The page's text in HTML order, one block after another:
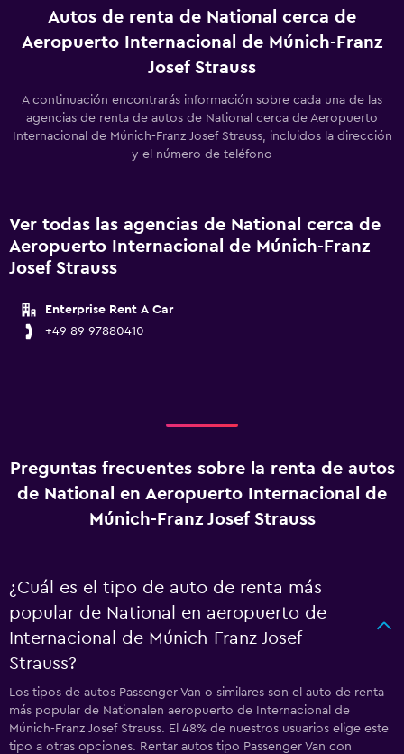
Autos de renta de National cerca de
Aeropuerto Internacional de Múnich-Franz
Josef Strauss
A continuación encontrarás información sobre cada una de las
agencias de renta de autos de National cerca de Aeropuerto
Internacional de Múnich-Franz Josef Strauss, incluidos la dirección
y el número de teléfono
Ver todas las agencias de National cerca de
Aeropuerto Internacional de Múnich-Franz
Josef Strauss
Enterprise Rent A Car
+49 89 97880410
Preguntas frecuentes sobre la renta de autos
de National en Aeropuerto Internacional de
Múnich-Franz Josef Strauss
¿Cuál es el tipo de auto de renta más
popular de National en aeropuerto de
Internacional de Múnich-Franz Josef
Strauss?
Los tipos de autos Passenger Van o similares son el auto de renta
más popular de Nationalen aeropuerto de Internacional de
Múnich-Franz Josef Strauss. El 48% de nuestros usuarios elige este
tipo a otras opciones. Rentar autos tipo Passenger Van con